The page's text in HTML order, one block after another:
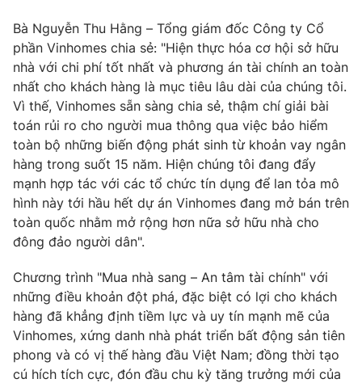
Bà Nguyễn Thu Hằng – Tổng giám đốc Công ty Cổ
phần Vinhomes chia sẻ: "Hiện thực hóa cơ hội sở hữu
nhà với chi phí tốt nhất và phương án tài chính an toàn
nhất cho khách hàng là mục tiêu lâu dài của chúng tôi.
Vì thế, Vinhomes sẵn sàng chia sẻ, thậm chí giải bài
toán rủi ro cho người mua thông qua việc bảo hiểm
toàn bộ những biến động phát sinh từ khoản vay ngân
hàng trong suốt 15 năm. Hiện chúng tôi đang đẩy
mạnh hợp tác với các tổ chức tín dụng để lan tỏa mô
hình này tới hầu hết dự án Vinhomes đang mở bán trên
toàn quốc nhằm mở rộng hơn nữa sở hữu nhà cho
đông đảo người dân".
Chương trình "Mua nhà sang – An tâm tài chính" với
những điều khoản đột phá, đặc biệt có lợi cho khách
hàng đã khẳng định tiềm lực và uy tín mạnh mẽ của
Vinhomes, xứng danh nhà phát triển bất động sản tiên
phong và có vị thế hàng đầu Việt Nam; đồng thời tạo
cú hích tích cực, đón đầu chu kỳ tăng trưởng mới của